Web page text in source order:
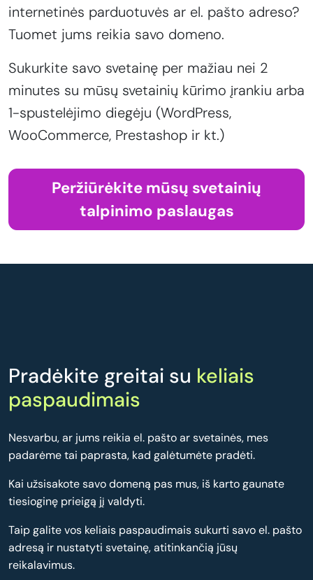
internetinės parduotuvės ar el. pašto adreso?
Tuomet jums reikia savo domeno.
Sukurkite savo svetainę per mažiau nei 2
minutes su mūsų svetainių kūrimo įrankiu arba
1-spustelėjimo diegėju (WordPress,
WooCommerce, Prestashop ir kt.)
Peržiūrėkite mūsų svetainių
talpinimo paslaugas
Pradėkite greitai su keliais
paspaudimais
Nesvarbu, ar jums reikia el. pašto ar svetainės, mes
padarėme tai paprasta, kad galėtumėte pradėti.
Kai užsisakote savo domeną pas mus, iš karto gaunate
tiesioginę prieigą jį valdyti.
Taip galite vos keliais paspaudimais sukurti savo el. pašto
adresą ir nustatyti svetainę, atitinkančią jūsų
reikalavimus.